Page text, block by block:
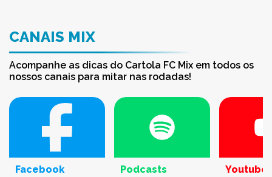
CANAIS MIX
Acompanhe as dicas do Cartola FC Mix em todos os
nossos canais para mitar nas rodadas!
Facebook Podcasts Youtube